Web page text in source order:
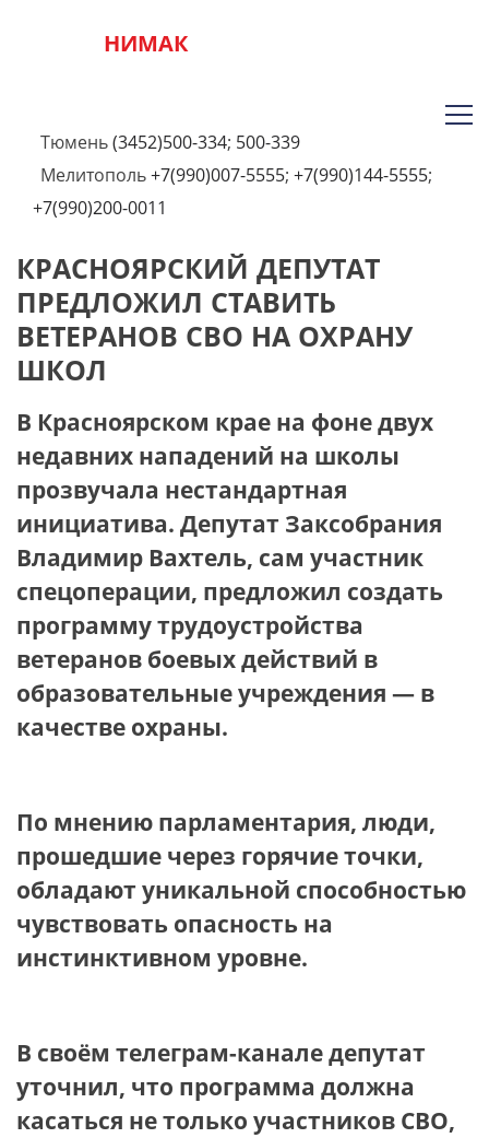
НИМАК
Тюмень(3452)500-334; 500-339
Мелитополь+7(990)007-5555; +7(990)144-5555;
+7(990)200-0011
КРАСНОЯРСКИЙ ДЕПУТАТ
ПРЕДЛОЖИЛ СТАВИТЬ
ВЕТЕРАНОВ СВО НА ОХРАНУ
ШКОЛ
В Красноярском крае на фоне двух
недавних нападений на школы
прозвучала нестандартная
инициатива. Депутат Заксобрания
Владимир Вахтель, сам участник
спецоперации, предложил создать
программу трудоустройства
ветеранов боевых действий в
образовательные учреждения — в
качестве охраны.
По мнению парламентария, люди,
прошедшие через горячие точки,
обладают уникальной способностью
чувствовать опасность на
инстинктивном уровне.
В своём телеграм-канале депутат
уточнил, что программа должна
касаться не только участников СВО,